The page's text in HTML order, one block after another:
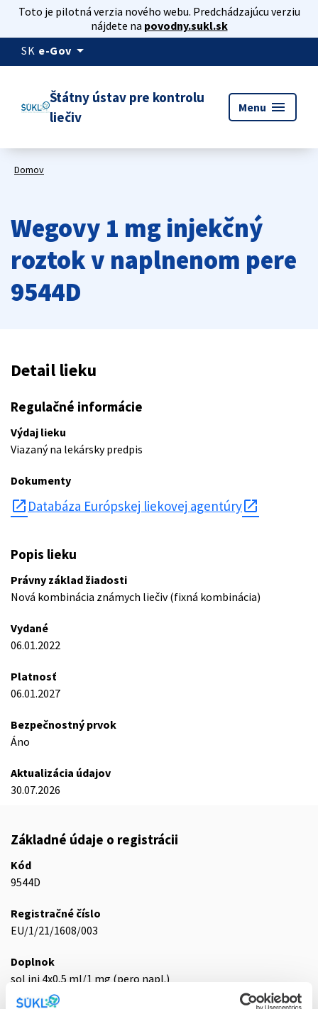
Toto je pilotná verzia nového webu. Predchádzajúcu verziu
nájdete na povodny.sukl.sk
SK e-Gov arrow_drop_down
Štátny ústav pre kontrolu
liečiv
Menu menu
Domov
Wegovy 1 mg injekčný
roztok v naplnenom pere
9544D
Detail lieku
Regulačné informácie
Výdaj lieku
Viazaný na lekársky predpis
Dokumenty
open_in_new Databáza Európskej liekovej agentúry
Popis lieku
Právny základ žiadosti
Nová kombinácia známych liečiv (fixná kombinácia)
Vydané
06.01.2022
Platnosť
06.01.2027
Bezpečnostný prvok
Áno
Aktualizácia údajov
30.07.2026
Základné údaje o registrácii
Kód
9544D
Registračné číslo
EU/1/21/1608/003
Doplnok
sol inj 4x0,5 ml/1 mg (pero napl.)